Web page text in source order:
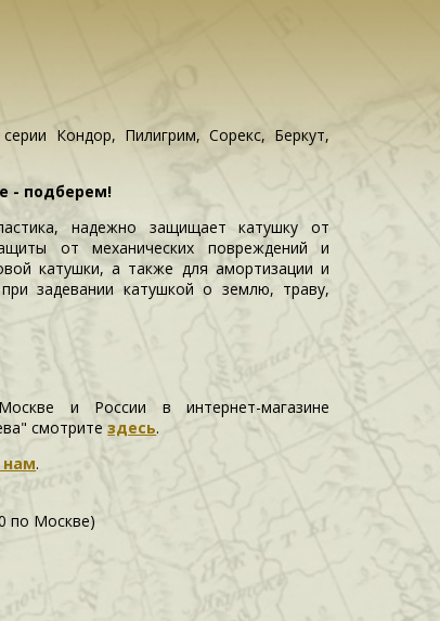
Кондор, Пилигрим, Сорекс, Беркут,
- подберем!
надежно защищает катушку от
от механических повреждений и
катушки, а также для амортизации и
задевании катушкой о землю, траву,
и России в интернет-магазине
смотритездесь.
.
по Москве)